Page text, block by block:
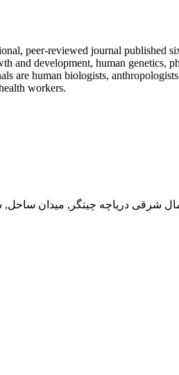
peer-reviewed journal published
and development, human genetics,
are human biologists,
workers.
شرقی دریاچه چیتگر, میدان ساحل,